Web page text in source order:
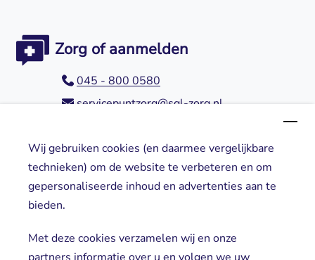
Wij gebruiken cookies (en daarmee vergelijkbare
technieken) om de website te verbeteren en om
gepersonaliseerde inhoud en advertenties aan te
bieden.
Met deze cookies verzamelen wij en onze
Zorg of aanmelden
045 - 800 0580
servicepuntzorg@sgl-zorg.nl
Direct naar
Locaties
Vrijwilligers